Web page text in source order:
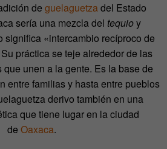
de guelaguetzadel Estado
sería una mezcla del tequioy
significa «intercambio recíproco de
práctica se teje alrededor de las
unen a la gente. Es la base de
entre familias y hasta entre pueblos
derivo también en una
que tiene lugar en la ciudad
de Oaxaca.